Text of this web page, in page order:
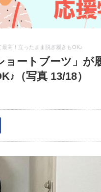
最高！立ったまま脱ぎ履きもOK♪
ョートブーツ」が
（写真 13/18）